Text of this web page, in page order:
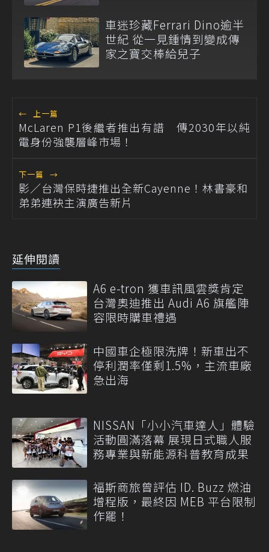
車迷珍藏Ferrari Dino逾半
世紀 從一見鍾情到變成傳
家之寶交棒給兒子
← 上一篇
McLaren P1後繼者推出有譜 傳2030年以純
電身份強襲層峰市場！
下一篇 →
影／台灣保時捷推出全新Cayenne！林書豪和
弟弟連袂主演廣告新片
延伸閱讀
A6 e-tron 獲車訊風雲獎肯定
台灣奧迪推出 Audi A6 旗艦陣
容限時購車禮遇
中國車企極限洗牌！新車出不
停利潤率僅剩1.5%，主流車廠
急出海
NISSAN「小小汽車達人」體驗
活動圓滿落幕 展現日式職人服
務專業與新能源科普教育成果
福斯商旅曾評估 ID. Buzz 燃油
增程版，最終因 MEB 平台限制
作罷！